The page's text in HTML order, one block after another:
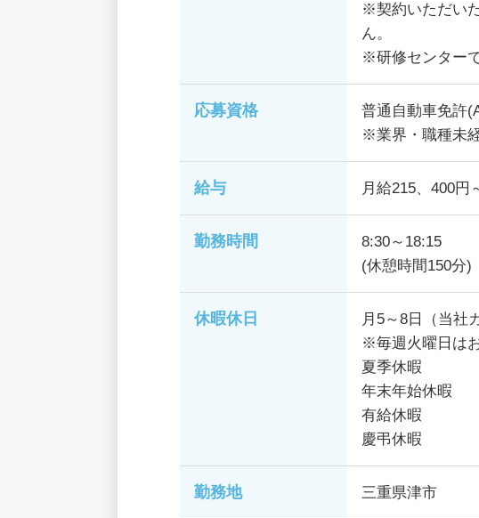
※契約いただい
ん。
※研修センター
応募資格
普通自動車免許
※業界・職種未
給与 月給215、400円
勤務時間
8:30～18:15
(休憩時間150分)
休暇休日
月5～8日（当社
※毎週火曜日は
夏季休暇
年末年始休暇
有給休暇
慶弔休暇
勤務地 三重県津市